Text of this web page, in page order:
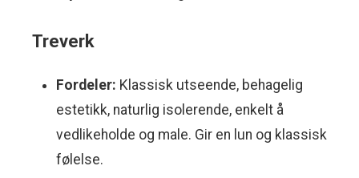
Treverk
Fordeler: Klassisk utseende, behagelig
estetikk, naturlig isolerende, enkelt å
vedlikeholde og male. Gir en lun og klassisk
følelse.